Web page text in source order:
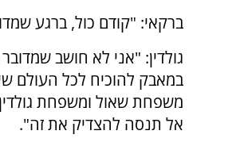
ברקאי: "קודם כול, ברגע
גולדין: "אני לא חושב
במאבק להוכיח לכל העולם שיש
משפחת שאול ומשפחת
אל תנסה להצדיק את זה".